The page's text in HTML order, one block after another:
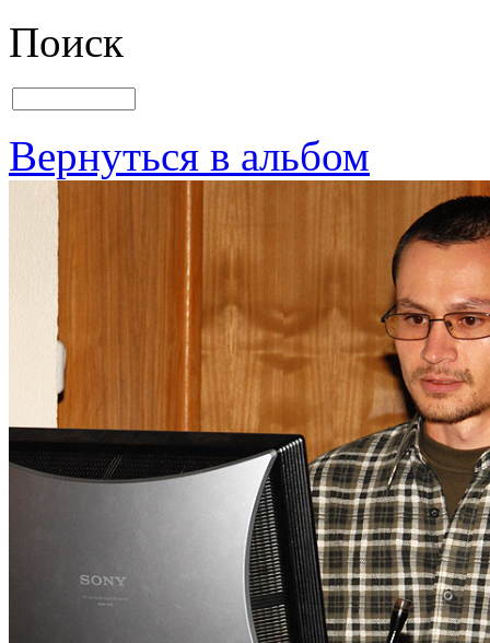
Поиск
Вернуться в альбом